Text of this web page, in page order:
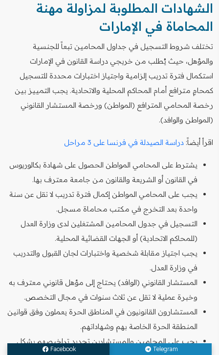
الشهادات المطلوبة لمزاولة مهنة
المحاماة في الإمارات
تختلف شروط التسجيل في جداول المحامين تبعاً للجنسية
والمؤهل، حيث يُطلب من خريجي دراسة القانون في الإمارات
استكمال فترة تدريب إلزامية واجتياز اختبارات محددة للتسجيل
كمحامٍ مترافع أمام المحاكم المحلية والاتحادية. يجب التمييز بين
رخصة المحامي المترافع (المواطن) ورخصة المستشار القانوني
(المواطن والوافد).
اقرأ أيضاً: دراسة الصيدلة في فرنسا على 3 مراحل
يشترط على المحامي المواطن الحصول على شهادة بكالوريوس
في القانون أو الشريعة والقانون من جامعة معترف بها.
يجب على المحامي المواطن إكمال فترة تدريب لا تقل عن سنة
واحدة بعد التخرج في مكتب محاماة مسجل.
التسجيل في جدول المحامين المشتغلين لدى وزارة العدل
(للمحاكم الاتحادية) أو الجهات القضائية المحلية.
يجب اجتياز مقابلة شخصية واختبارات لجان القبول والتدريب
في وزارة العدل.
المستشار القانوني (الوافد) يحتاج إلى مؤهل قانوني معترف به
وخبرة عملية لا تقل عن ثلاث سنوات في مجال التخصص.
المستشارون القانونيون في المناطق الحرة يعملون وفق قوانين
المنطقة الحرة الخاصة بهم وشهاداتهم.
يجب على المحامين والمستشارين تجديد تراخيصهم بشكل
Telegram
Facebook